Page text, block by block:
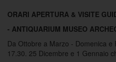
ORARI APERTURA & VISITE
- ANTIQUARIUM MUSEO
Da Ottobre a Marzo - Domenica
17.30. 25 Dicembre e 1 Gennaio